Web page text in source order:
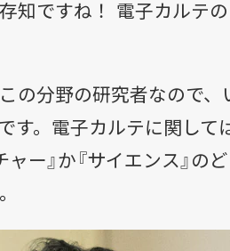
知ですね！ 電子カルテ
の分野の研究者なので
す。電子カルテに関して
ャー』か『サイエンス』の